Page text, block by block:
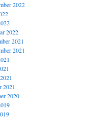
2022
2022
2021
2021
2021
2020